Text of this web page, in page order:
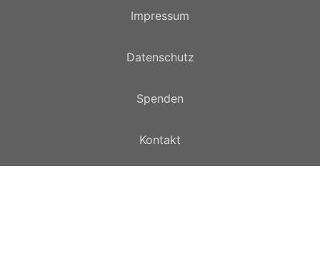
Impressum
Datenschutz
Spenden
Kontakt